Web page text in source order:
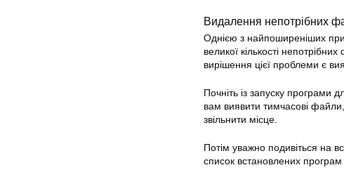
Видалення непотрібних
Однією з найпоширеніших
великої кількості
вирішення цієї проблеми є
Почніть із запуску
вам виявити тимчасові
звільнити місце.
Потім уважно подивіться на
список встановлених програм